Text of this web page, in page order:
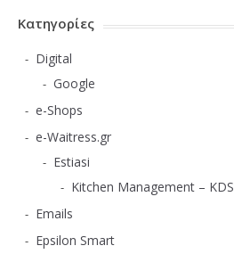
Κατηγορίες
Digital
Google
e-Shops
e-Waitress.gr
Estiasi
Kitchen Management – KDS
Emails
Epsilon Smart